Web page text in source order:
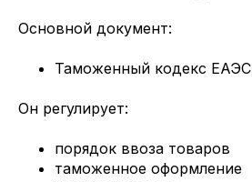
Основной документ:
Таможенный кодекс ЕАЭС
Он регулирует:
порядок ввоза товаров
таможенное оформление